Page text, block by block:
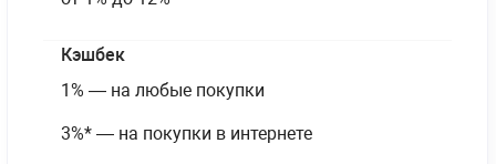
Кэшбек
1% — на любые покупки
3%* — на покупки в интернете